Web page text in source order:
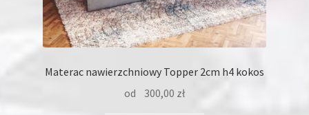
Materac nawierzchniowy Topper 2cm h4 kokos
od
300,00 zł